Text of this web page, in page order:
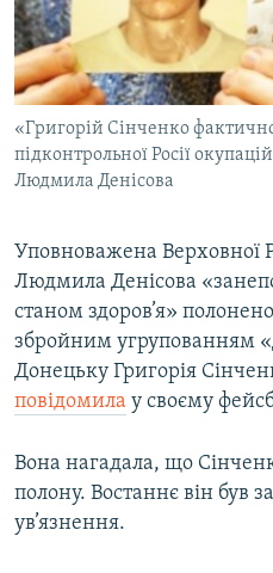
СПЕЦПРОЄКТИ
ПОДКАСТИ
КРИМ РЕАЛІЇ
РУС
УКР
КТАТ
Усі сайти RFE/RL
«Григорій Сінченко
підконтрольної Росії
Людмила Денісова
Уповноважена Верховної
Людмила Денісова
станом здоров’я»
збройним угрупованням
Донецьку Григорія
повідомила у своєму
Вона нагадала, що
полону. Востаннє він був
ув’язнення.